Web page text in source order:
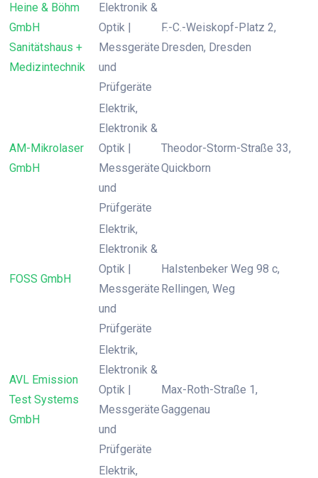
Heine & Böhm
GmbH
Sanitätshaus +
Medizintechnik
Elektronik &
Optik |
Messgeräte
und
Prüfgeräte
F.-C.-Weiskopf-Platz 2,
Dresden, Dresden
AM-Mikrolaser
GmbH
Elektrik,
Elektronik &
Optik |
Messgeräte
und
Prüfgeräte
Theodor-Storm-Straße 33,
Quickborn
FOSS GmbH
Elektrik,
Elektronik &
Optik |
Messgeräte
und
Prüfgeräte
Halstenbeker Weg 98 c,
Rellingen, Weg
AVL Emission
Test Systems
GmbH
Elektrik,
Elektronik &
Optik |
Messgeräte
und
Prüfgeräte
Max-Roth-Straße 1,
Gaggenau
Elektrik,